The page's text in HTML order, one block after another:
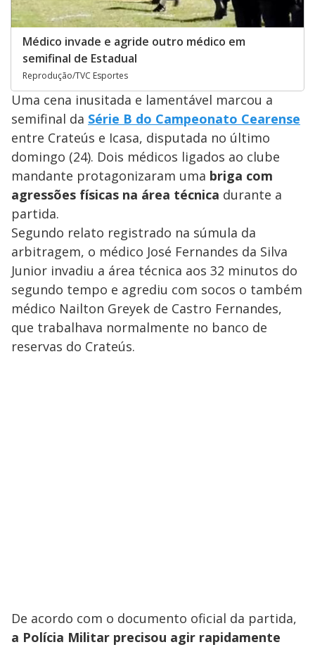
Médico invade e agride outro médico em
semifinal de Estadual
Reprodução/TVC Esportes
Uma cena inusitada e lamentável marcou a
semifinal da Série B do Campeonato Cearense
entre Crateús e Icasa, disputada no último
domingo (24). Dois médicos ligados ao clube
mandante protagonizaram uma briga com
agressões físicas na área técnica durante a
partida.
Segundo relato registrado na súmula da
arbitragem, o médico José Fernandes da Silva
Junior invadiu a área técnica aos 32 minutos do
segundo tempo e agrediu com socos o também
médico Nailton Greyek de Castro Fernandes,
que trabalhava normalmente no banco de
reservas do Crateús.
De acordo com o documento oficial da partida,
a Polícia Militar precisou agir rapidamente